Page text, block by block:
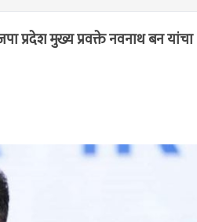
प्रदेश मुख्य प्रवक्ते नवनाथ बन यांचा